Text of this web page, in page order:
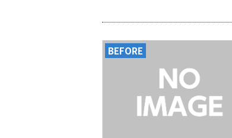
BEFORE